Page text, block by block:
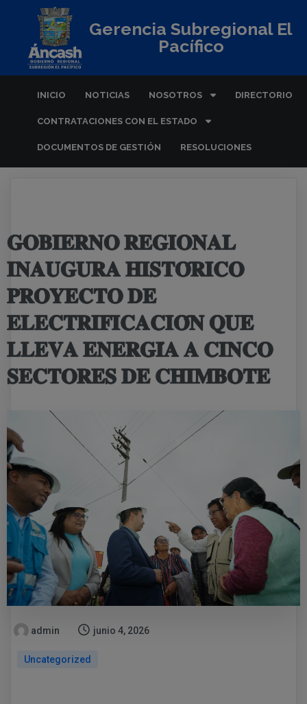
Gerencia Subregional El
Pacífico
INICIO NOTICIAS NOSOTROS DIRECTORIO
CONTRATACIONES CON EL ESTADO
DOCUMENTOS DE GESTIÓN RESOLUCIONES
𝐆𝐎𝐁𝐈𝐄𝐑𝐍𝐎 𝐑𝐄𝐆𝐈𝐎𝐍𝐀𝐋
𝐈𝐍𝐀𝐔𝐆𝐔𝐑𝐀 𝐇𝐈𝐒𝐓𝐎́𝐑𝐈𝐂𝐎
𝐏𝐑𝐎𝐘𝐄𝐂𝐓𝐎 𝐃𝐄
𝐄𝐋𝐄𝐂𝐓𝐑𝐈𝐅𝐈𝐂𝐀𝐂𝐈𝐎́𝐍 𝐐𝐔𝐄
𝐋𝐋𝐄𝐕𝐀 𝐄𝐍𝐄𝐑𝐆𝐈́𝐀 𝐀 𝐂𝐈𝐍𝐂𝐎
𝐒𝐄𝐂𝐓𝐎𝐑𝐄𝐒 𝐃𝐄 𝐂𝐇𝐈𝐌𝐁𝐎𝐓𝐄
admin junio 4, 2026
Uncategorized